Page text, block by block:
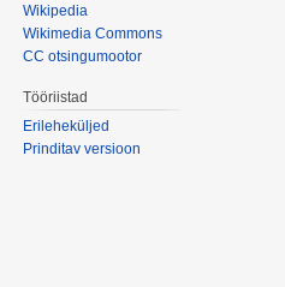
Wikipedia
Wikimedia Commons
CC otsingumootor
Tööriistad
Erileheküljed
Prinditav versioon